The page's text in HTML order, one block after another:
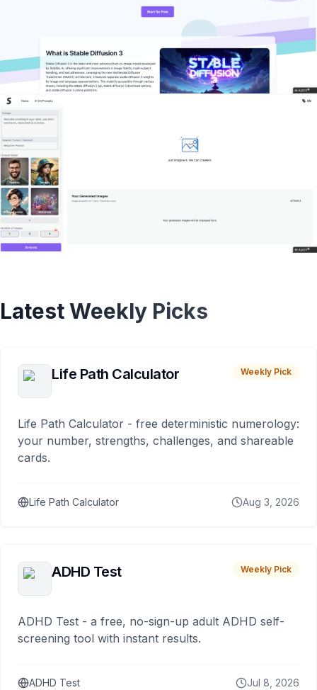
Latest Weekly Picks
Life Path Calculator Weekly Pick
Life Path Calculator - free deterministic numerology:
your number, strengths, challenges, and shareable
cards.
Life Path Calculator Aug 3, 2026
ADHD Test Weekly Pick
ADHD Test - a free, no-sign-up adult ADHD self-
screening tool with instant results.
ADHD Test Jul 8, 2026